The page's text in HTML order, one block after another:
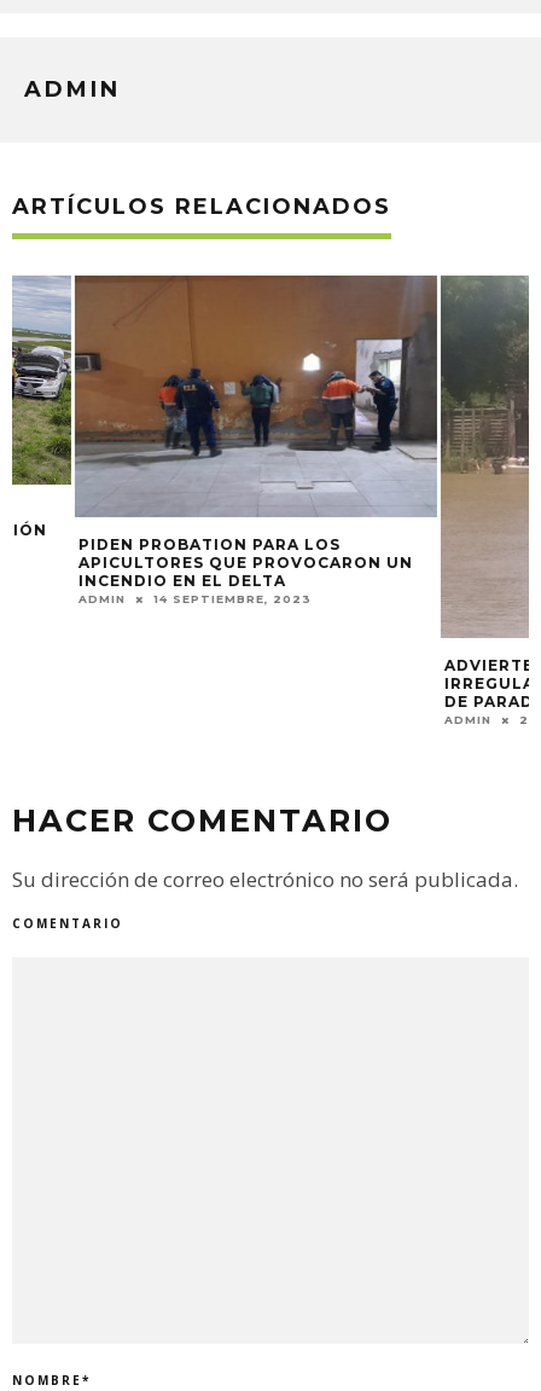
ADMIN
ARTÍCULOS RELACIONADOS
PIDEN PROBATION PARA LOS
APICULTORES QUE PROVOCARON UN
INCENDIO EN EL DELTA
14 SEPTIEMBRE, 2023
ADVIERTEN
IRREGULARES
DE PARADORES
26
HACER COMENTARIO
Su dirección de correo electrónico no será publicada.
COMENTARIO
NOMBRE*